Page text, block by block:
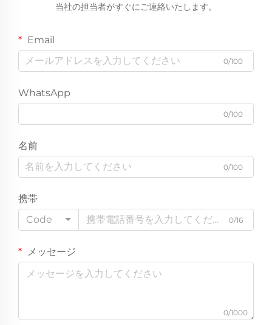
当社の担当者がすぐにご連絡いたします。
Email
0/100
WhatsApp
0/100
名前
0/100
携帯
Code
0/16
メッセージ
0/1000